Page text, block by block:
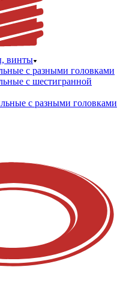
винты
с разными головками
с шестигранной
с разными головками